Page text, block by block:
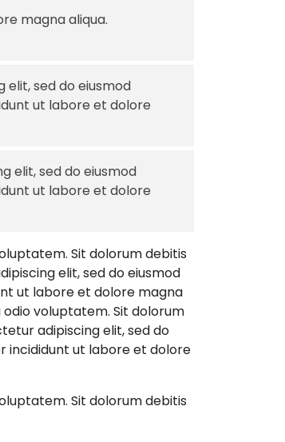
magna aliqua.
sed do eiusmod
ut labore et dolore
elit, sed do eiusmod
ut labore et dolore
Sit dolorum debitis
elit, sed do eiusmod
ut labore et dolore magna
voluptatem. Sit dolorum
adipiscing elit, sed do
incididunt ut labore et dolore
Sit dolorum debitis